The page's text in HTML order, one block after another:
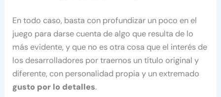
En todo caso, basta con profundizar un poco en el
juego para darse cuenta de algo que resulta de lo
más evidente, y que no es otra cosa que el interés de
los desarrolladores por traernos un título original y
diferente, con personalidad propia y un extremado
gusto por lo detalles.